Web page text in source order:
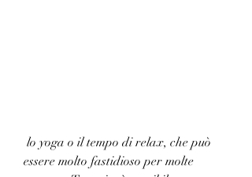
essere molto fastidioso per molte